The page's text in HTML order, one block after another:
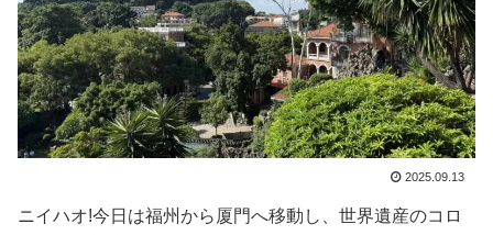
2025.09.13
ニイハオ!今日は福州から厦門へ移動し、世界遺産のコロ